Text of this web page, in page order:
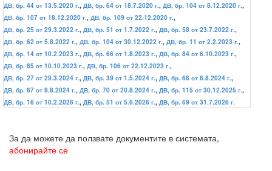
ДВ, бр. 44 от 13.5.2020 г., ДВ, бр. 64 от 18.7.2020 г., ДВ, бр. 104 от 8.12.2020 г.,
ДВ, бр. 107 от 18.12.2020 г., ДВ, бр. 109 от 22.12.2020 г.,
ДВ, бр. 25 от 29.3.2022 г., ДВ, бр. 51 от 1.7.2022 г., ДВ, бр. 58 от 23.7.2022 г.,
ДВ, бр. 62 от 5.8.2022 г., ДВ, бр. 104 от 30.12.2022 г., ДВ, бр. 11 от 2.2.2023 г.,
ДВ, бр. 14 от 10.2.2023 г., ДВ, бр. 66 от 1.8.2023 г., ДВ, бр. 84 от 6.10.2023 г.,
ДВ, бр. 85 от 10.10.2023 г., ДВ, бр. 106 от 22.12.2023 г.,
ДВ, бр. 27 от 29.3.2024 г., ДВ, бр. 39 от 1.5.2024 г., ДВ, бр. 66 от 6.8.2024 г.,
ДВ, бр. 67 от 9.8.2024 г., ДВ, бр. 70 от 20.8.2024 г., ДВ, бр. 115 от 30.12.2025 г.,
ДВ, бр. 16 от 10.2.2026 г., ДВ, бр. 51 от 5.6.2026 г., ДВ, бр. 69 от 31.7.2026 г.
За да можете да ползвате документите в системата,
абонирайте се